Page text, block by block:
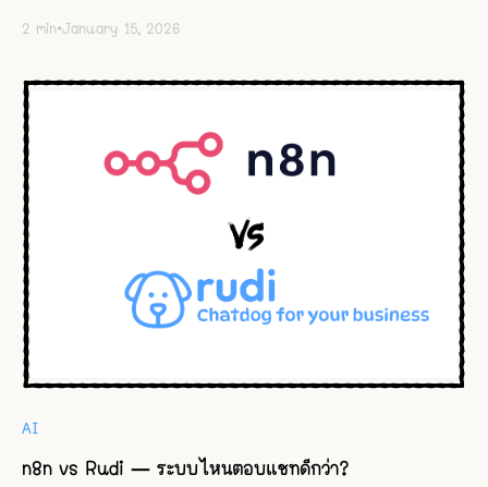
2 min•January 15, 2026
AI
n8n vs Rudi — ระบบไหนตอบแชทดีกว่า?